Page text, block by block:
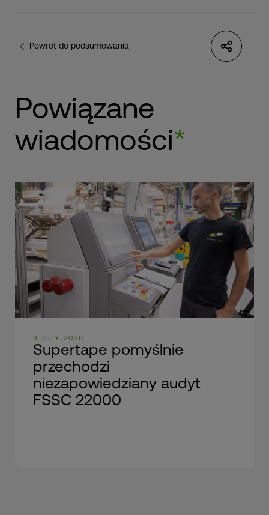
Powrot do podsumowania
Powiązane
wiadomości*
3 JULY 2026
Supertape pomyślnie
przechodzi
niezapowiedziany audyt
FSSC 22000